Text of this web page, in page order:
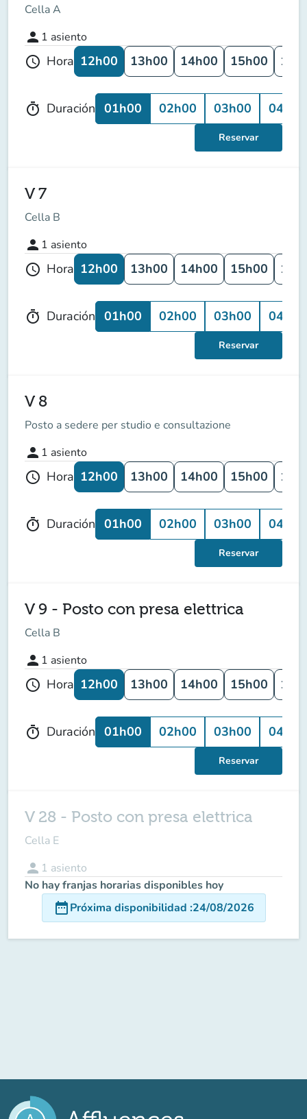
Cella A
person 1 asiento
schedule Hora 12h00 13h00 14h00 15h00
timer Duración 01h00 02h00 03h00 04h00
Reservar
V 7
Cella B
person 1 asiento
schedule Hora 12h00 13h00 14h00 15h00
timer Duración 01h00 02h00 03h00 04h00
Reservar
V 8
Posto a sedere per studio e consultazione
person 1 asiento
schedule Hora 12h00 13h00 14h00 15h00
timer Duración 01h00 02h00 03h00 04h00
Reservar
V 9 - Posto con presa elettrica
Cella B
person 1 asiento
schedule Hora 12h00 13h00 14h00 15h00
timer Duración 01h00 02h00 03h00 04h00
Reservar
V 28 - Posto con presa elettrica
Cella E
person 1 asiento
No hay franjas horarias disponibles hoy
date_rangePróxima disponibilidad :24/08/2026